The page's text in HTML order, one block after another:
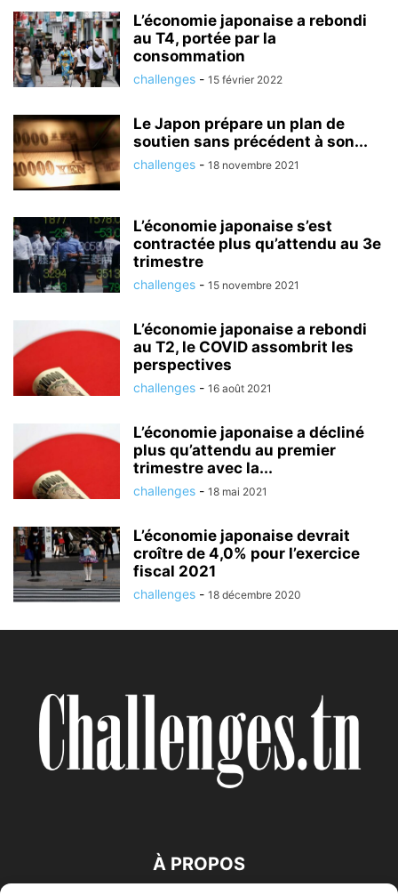
L’économie japonaise a rebondi
au T4, portée par la
consommation
challenges - 15 février 2022
Le Japon prépare un plan de
soutien sans précédent à son...
challenges - 18 novembre 2021
L’économie japonaise s’est
contractée plus qu’attendu au 3e
trimestre
challenges - 15 novembre 2021
L’économie japonaise a rebondi
au T2, le COVID assombrit les
perspectives
challenges - 16 août 2021
L’économie japonaise a décliné
plus qu’attendu au premier
trimestre avec la...
challenges - 18 mai 2021
L’économie japonaise devrait
croître de 4,0% pour l’exercice
fiscal 2021
challenges - 18 décembre 2020
À PROPOS